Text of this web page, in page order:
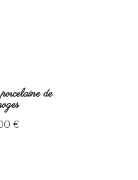
de
€